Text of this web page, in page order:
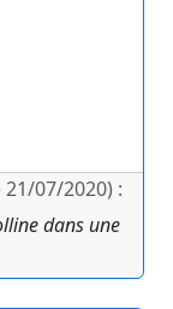
07/2020) :
dans une